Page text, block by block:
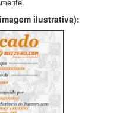
ilustrativa):